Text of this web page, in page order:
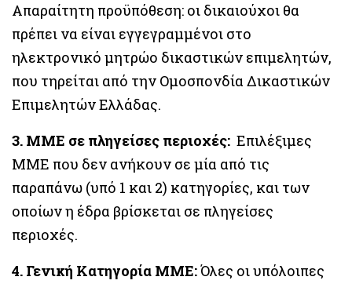
Απαραίτητη προϋπόθεση: οι δικαιούχοι θα
πρέπει να είναι εγγεγραμμένοι στο
ηλεκτρονικό μητρώο δικαστικών επιμελητών,
που τηρείται από την Ομοσπονδία Δικαστικών
Επιμελητών Ελλάδας.
3. ΜΜΕ σε πληγείσες περιοχές: Επιλέξιμες
ΜΜΕ που δεν ανήκουν σε μία από τις
παραπάνω (υπό 1 και 2) κατηγορίες, και των
οποίων η έδρα βρίσκεται σε πληγείσες
περιοχές.
4. Γενική Κατηγορία ΜΜΕ:Όλες οι υπόλοιπες